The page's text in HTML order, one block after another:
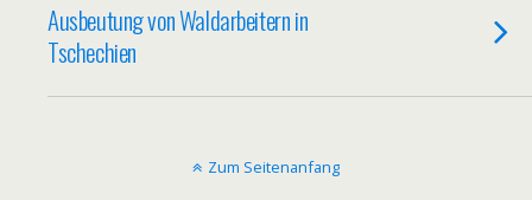
Ausbeutung von Waldarbeitern in
Tschechien
Zum Seitenanfang